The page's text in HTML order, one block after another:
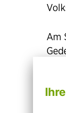
Am
des